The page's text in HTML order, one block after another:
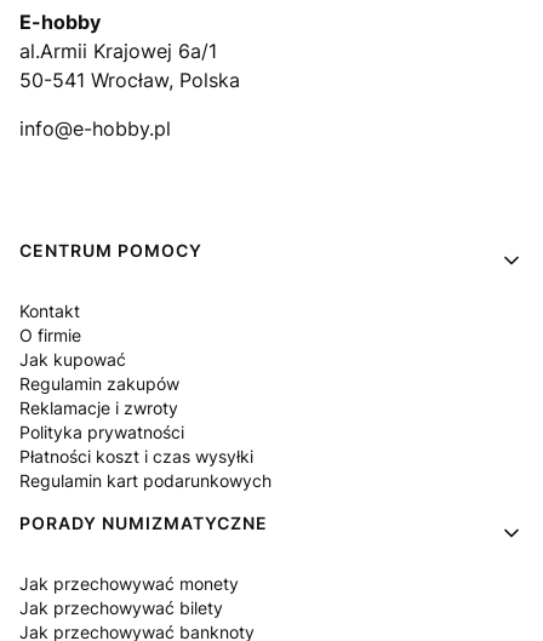
E-hobby
al.Armii Krajowej 6a/1
50-541 Wrocław, Polska
info@e-hobby.pl
Linki w stopce
CENTRUM POMOCY
Kontakt
O firmie
Jak kupować
Regulamin zakupów
Reklamacje i zwroty
Polityka prywatności
Płatności koszt i czas wysyłki
Regulamin kart podarunkowych
PORADY NUMIZMATYCZNE
Jak przechowywać monety
Jak przechowywać bilety
Jak przechowywać banknoty